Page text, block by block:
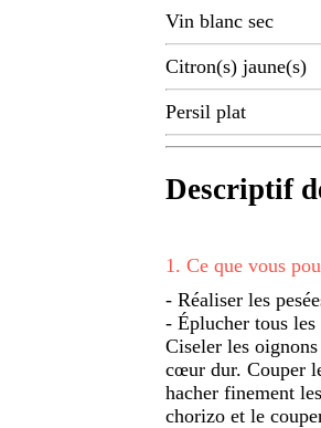
Vin blanc sec
Citron(s) jaune(s)
Persil plat
Descriptif
1 . Ce que vous
- Réaliser les
- Éplucher tous les
Ciseler les
cœur dur. Couper
hacher finement
chorizo et le